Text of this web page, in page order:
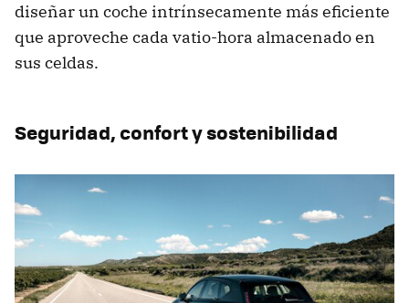
diseñar un coche intrínsecamente más eficiente
que aproveche cada vatio-hora almacenado en
sus celdas.
Seguridad, confort y sostenibilidad